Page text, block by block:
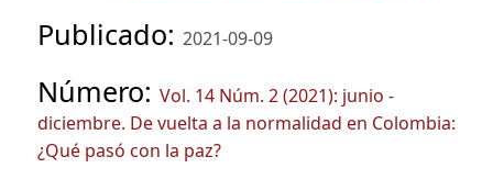
Publicado: 2021-09-09
Número: Vol. 14 Núm. 2 (2021): junio -
diciembre. De vuelta a la normalidad en Colombia:
¿Qué pasó con la paz?